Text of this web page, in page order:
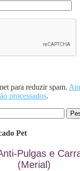
para reduzir spam.
processados.
Pet
Pulgas e
(Merial)